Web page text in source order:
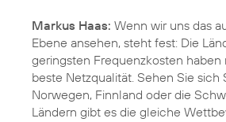
Markus Haas: Wenn wir uns das
Ebene ansehen, steht fest: Die
geringsten Frequenzkosten haben
beste Netzqualität. Sehen Sie sich
Norwegen, Finnland oder die
Ländern gibt es die gleiche